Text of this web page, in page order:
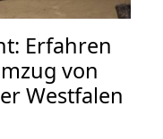
Erfahren
von
Westfalen